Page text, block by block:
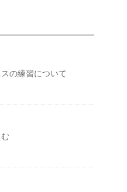
の練習について